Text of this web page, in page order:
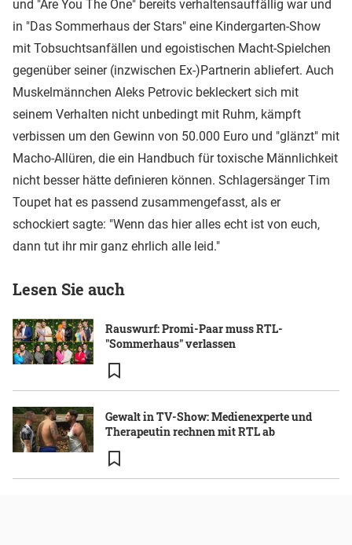
und "Are You The One" bereits verhaltensauffällig war und
in "Das Sommerhaus der Stars" eine Kindergarten-Show
mit Tobsuchtsanfällen und egoistischen Macht-Spielchen
gegenüber seiner (inzwischen Ex-)Partnerin abliefert. Auch
Muskelmännchen Aleks Petrovic bekleckert sich mit
seinem Verhalten nicht unbedingt mit Ruhm, kämpft
verbissen um den Gewinn von 50.000 Euro und "glänzt" mit
Macho-Allüren, die ein Handbuch für toxische Männlichkeit
nicht besser hätte definieren können. Schlagersänger Tim
Toupet hat es passend zusammengefasst, als er
schockiert sagte: "Wenn das hier alles echt ist von euch,
dann tut ihr mir ganz ehrlich alle leid."
Lesen Sie auch
Rauswurf: Promi-Paar muss RTL-
"Sommerhaus" verlassen
Gewalt in TV-Show: Medienexperte und
Therapeutin rechnen mit RTL ab